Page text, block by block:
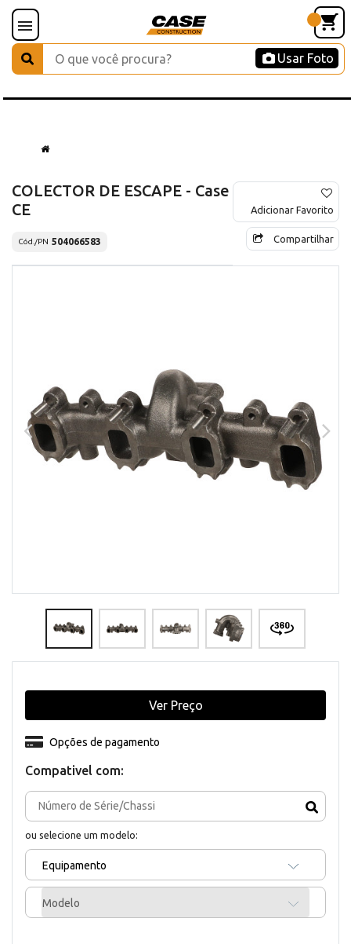
Usar Foto
COLECTOR DE ESCAPE - Case
CE
Cód./PN 504066583
Adicionar Favorito
Compartilhar
Compativel com:
ou selecione um modelo:
Equipamento
Modelo
Opções de pagamento
Ver Preço